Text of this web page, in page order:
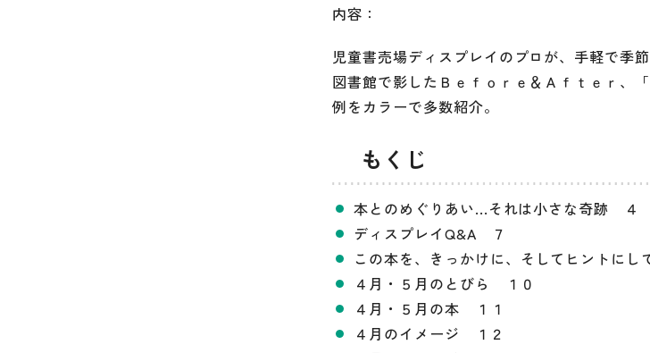
内容：
児童書売場ディスプレイのプロが、手軽で季
図書館で影したＢｅｆｏｒｅ＆Ａｆｔｅｒ、
例をカラーで多数紹介。
もくじ
本とのめぐりあい...それは小さな奇跡 ４
ディスプレイQ&A ７
この本を、きっかけに、そしてヒントに
４月・５月のとびら １０
４月・５月の本 １１
４月のイメージ １２